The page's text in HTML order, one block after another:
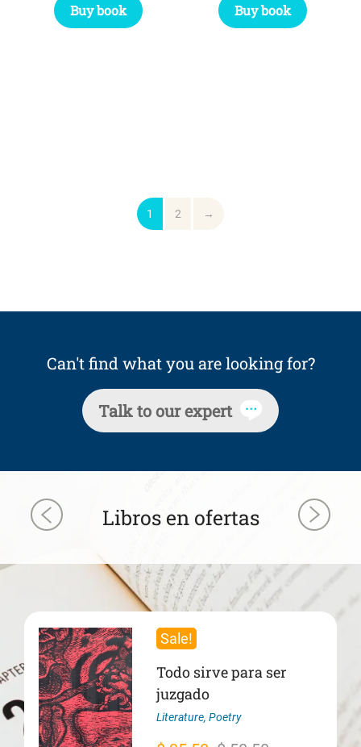
Buy book Buy book
1 2 →
Can't find what you are looking for?
Talk to our expert
Libros en ofertas
Sale!
Todo sirve para ser
juzgado
Literature,Poetry